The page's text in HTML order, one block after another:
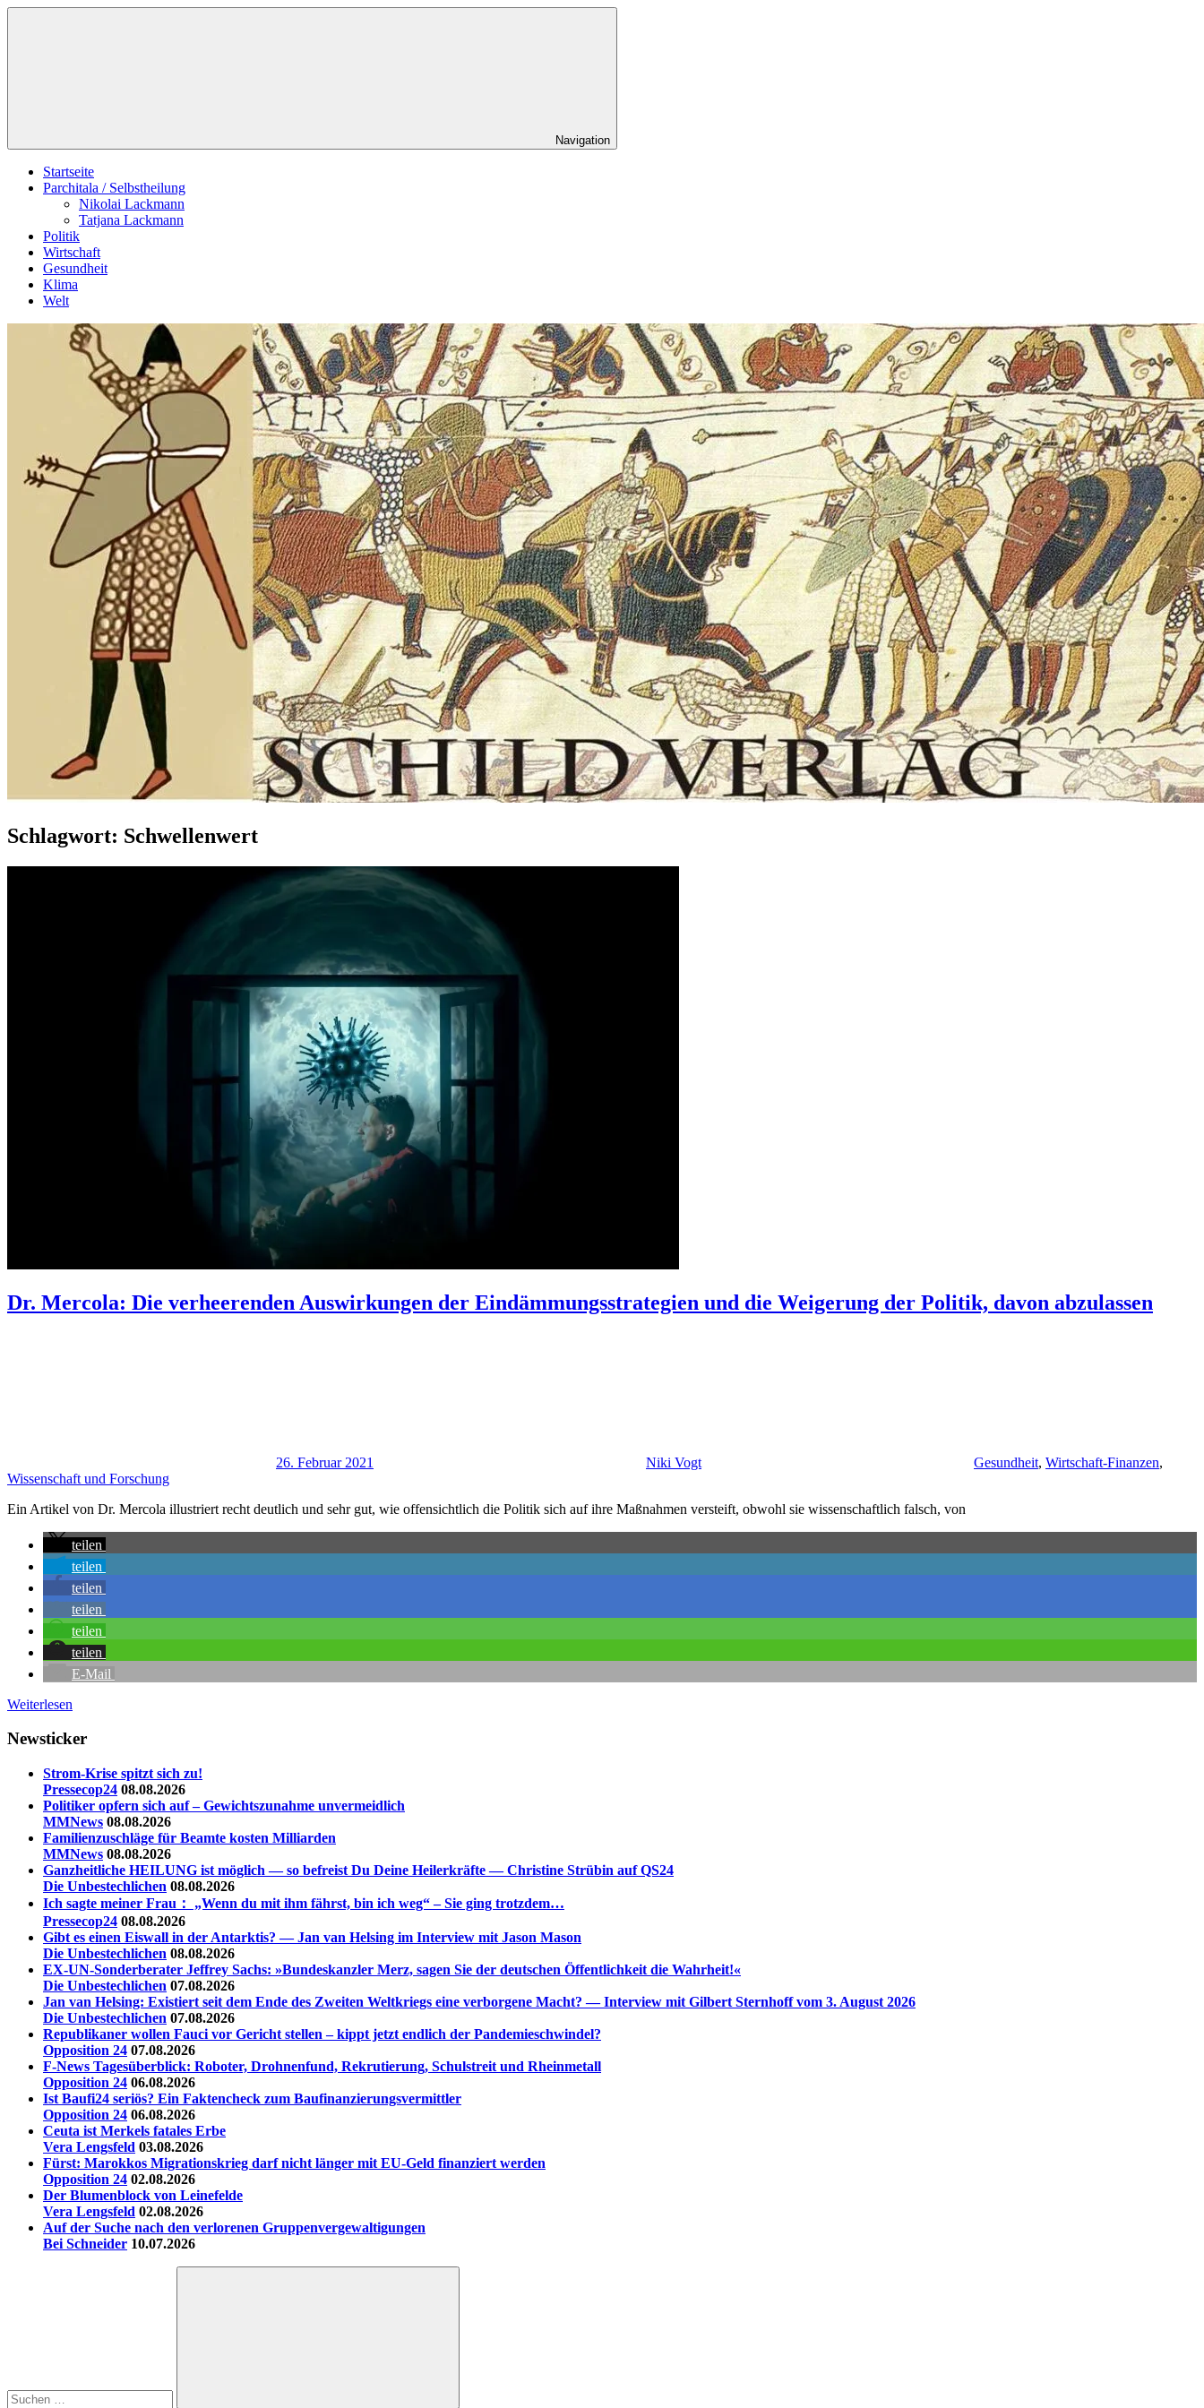
Zum
Navigation
Startseite
Parchitala / Selbstheilung
Nikolai Lackmann
Tatjana Lackmann
Politik
Wirtschaft
Gesundheit
Klima
Welt
Schlagwort: Schwellenwert
Dr. Mercola: Die verheerenden Auswirkungen der Eindämmungsstrategien und die Weigerung der Politik, davon abzulassen
26. Februar 2021 Niki Vogt Gesundheit, Wirtschaft-Finanzen,
Wissenschaft und Forschung
Ein Artikel von Dr. Mercola illustriert recht deutlich und sehr gut, wie offensichtlich die Politik sich auf ihre Maßnahmen versteift, obwohl sie wissenschaftlich falsch, von
teilen
teilen
teilen
teilen
teilen
teilen
E-Mail
Weiterlesen
Newsticker
Strom-Krise spitzt sich zu!
Pressecop24 08.08.2026
Politiker opfern sich auf – Gewichtszunahme unvermeidlich
MMNews 08.08.2026
Familienzuschläge für Beamte kosten Milliarden
MMNews 08.08.2026
Ganzheitliche HEILUNG ist möglich — so befreist Du Deine Heilerkräfte — Christine Strübin auf QS24
Die Unbestechlichen 08.08.2026
Ich sagte meiner Frau： „Wenn du mit ihm fährst, bin ich weg“ – Sie ging trotzdem…
Pressecop24 08.08.2026
Gibt es einen Eiswall in der Antarktis? — Jan van Helsing im Interview mit Jason Mason
Die Unbestechlichen 08.08.2026
EX-UN-Sonderberater Jeffrey Sachs: »Bundeskanzler Merz, sagen Sie der deutschen Öffentlichkeit die Wahrheit!«
Die Unbestechlichen 07.08.2026
Jan van Helsing: Existiert seit dem Ende des Zweiten Weltkriegs eine verborgene Macht? — Interview mit Gilbert Sternhoff vom 3. August 2026
Die Unbestechlichen 07.08.2026
Republikaner wollen Fauci vor Gericht stellen – kippt jetzt endlich der Pandemieschwindel?
Opposition 24 07.08.2026
F-News Tagesüberblick: Roboter, Drohnenfund, Rekrutierung, Schulstreit und Rheinmetall
Opposition 24 06.08.2026
Ist Baufi24 seriös? Ein Faktencheck zum Baufinanzierungsvermittler
Opposition 24 06.08.2026
Ceuta ist Merkels fatales Erbe
Vera Lengsfeld 03.08.2026
Fürst: Marokkos Migrationskrieg darf nicht länger mit EU-Geld finanziert werden
Opposition 24 02.08.2026
Der Blumenblock von Leinefelde
Vera Lengsfeld 02.08.2026
Auf der Suche nach den verlorenen Gruppenvergewaltigungen
Bei Schneider 10.07.2026